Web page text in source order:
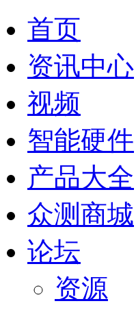
首页
资讯中心
视频
智能硬件
产品大全
众测商城
论坛
资源